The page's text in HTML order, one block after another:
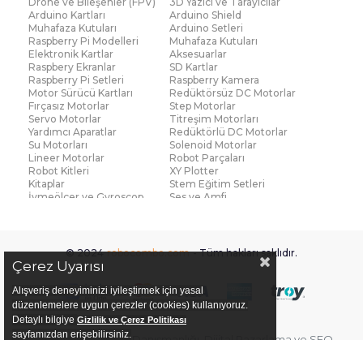
Arduino Kartları
Arduino Shield
Muhafaza Kutuları
Arduino Setleri
Raspberry Pi Modelleri
Muhafaza Kutuları
Elektronik Kartlar
Aksesuarlar
Raspbery Ekranlar
SD Kartlar
Raspberry Pi Setleri
Raspberry Kamera
Motor Sürücü Kartları
Redüktörsüz DC Motorlar
Fırçasız Motorlar
Step Motorlar
Servo Motorlar
Titreşim Motorları
Yardımcı Aparatlar
Redüktörlü DC Motorlar
Su Motorları
Solenoid Motorlar
Lineer Motorlar
Robot Parçaları
Robot Kitleri
XY Plotter
Kitaplar
Stem Eğitim Setleri
İvmeölçer ve Gyroscop
Ses ve Amfi
Voltaj ve Akım
Titreşim
Basınç ve Kuvvet
Manyetik ve Hall Effect
Mesafe, Çizgi ve Hareket
Sıcaklık ve Nem
Ateş Algılayıcı
Ağırlık
Diğer Sensörler
Sigortalar
PCB Levha ve Bakır
Fan ve Soğutucular
© 2024 robocombo.com - Tüm hakları saklıdır.
Çerez Uyarısı
Alışveriş deneyiminizi iyileştirmek için yasal
düzenlemelere uygun çerezler (cookies) kullanıyoruz.
Detaylı bilgiye Gizlilik ve Çerez Politikası
sayfamızdan erişebilirsiniz.